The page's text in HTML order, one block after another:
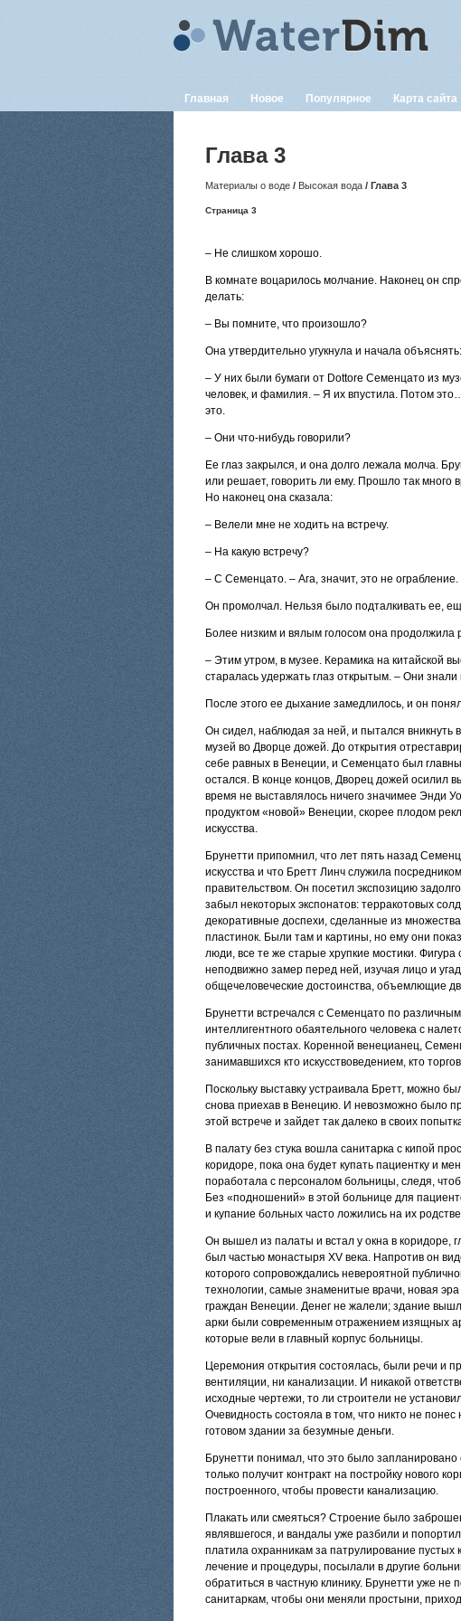
Главная Новое Популярное Карта сайта
Глава 3
Материалы о воде / Высокая вода / Глава 3
Страница 3
– Не слишком хорошо.
В комнате воцарилось молчание. Наконец он
делать:
– Вы помните, что произошло?
Она утвердительно угукнула и начала объяснять:
– У них были бумаги от Dottore Семенцато из
человек, и фамилия. – Я их впустила. Потом
это.
– Они что-нибудь говорили?
Ее глаз закрылся, и она долго лежала молча.
или решает, говорить ли ему. Прошло так много
Но наконец она сказала:
– Велели мне не ходить на встречу.
– На какую встречу?
– С Семенцато. – Ага, значит, это не ограбление.
Он промолчал. Нельзя было подталкивать ее,
Более низким и вялым голосом она продолжила
– Этим утром, в музее. Керамика на китайской
старалась удержать глаз открытым. – Они
После этого ее дыхание замедлилось, и он
Он сидел, наблюдая за ней, и пытался вникнуть
музей во Дворце дожей. До открытия
себе равных в Венеции, и Семенцато был
остался. В конце концов, Дворец дожей осилил
время не выставлялось ничего значимее Энди
продуктом «новой» Венеции, скорее плодом
искусства.
Брунетти припомнил, что лет пять назад
искусства и что Бретт Линч служила
правительством. Он посетил экспозицию
забыл некоторых экспонатов: терракотовых
декоративные доспехи, сделанные из
пластинок. Были там и картины, но ему они
люди, все те же старые хрупкие мостики.
неподвижно замер перед ней, изучая лицо и
общечеловеческие достоинства, объемлющие
Брунетти встречался с Семенцато по
интеллигентного обаятельного человека с
публичных постах. Коренной венецианец,
занимавшихся кто искусствоведением, кто
Поскольку выставку устраивала Бретт, можно
снова приехав в Венецию. И невозможно было
этой встрече и зайдет так далеко в своих
В палату без стука вошла санитарка с кипой
коридоре, пока она будет купать пациентку и
поработала с персоналом больницы, следя,
Без «подношений» в этой больнице для
и купание больных часто ложились на их
Он вышел из палаты и встал у окна в коридоре,
был частью монастыря XV века. Напротив он
которого сопровождались невероятной
технологии, самые знаменитые врачи, новая
граждан Венеции. Денег не жалели; здание
арки были современным отражением изящных
которые вели в главный корпус больницы.
Церемония открытия состоялась, были речи и
вентиляции, ни канализации. И никакой
исходные чертежи, то ли строители не
Очевидность состояла в том, что никто не
готовом здании за безумные деньги.
Брунетти понимал, что это было
только получит контракт на постройку нового
построенного, чтобы провести канализацию.
Плакать или смеяться? Строение было
являвшегося, и вандалы уже разбили и
платила охранникам за патрулирование
лечение и процедуры, посылали в другие
обратиться в частную клинику. Брунетти уже
санитаркам, чтобы они меняли простыни,